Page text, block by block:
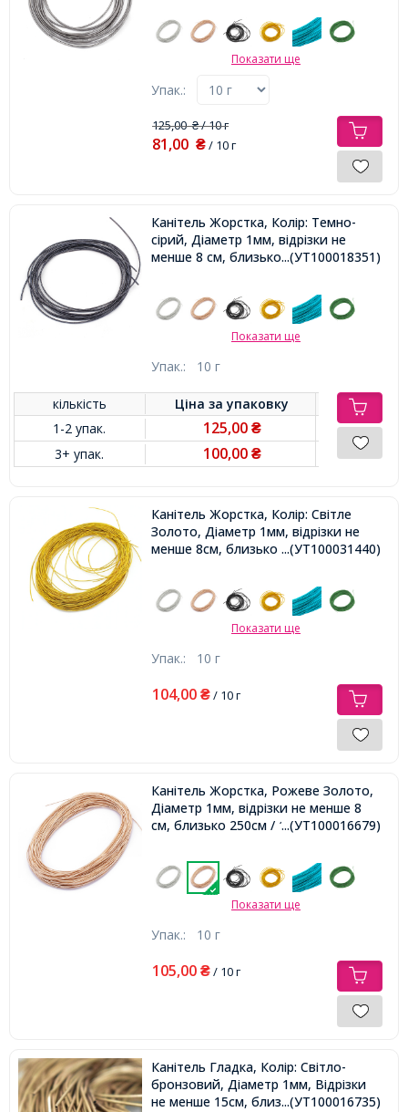
Показати ще
Упак.:
125,00₴/ 10 г
81,00 ₴/ 10 г
Канітель Жорстка, Колір: Темно-
сірий, Діаметр 1мм, відрізки не
менше 8 см, близько 250см / 10г,
...(УТ100018351)
Показати ще
Упак.: 10 г
кількість Ціна заупаковку
1-2 упак.
125,00 ₴
3+ упак. 100,00 ₴
Канітель Жорстка, Колір: Світле
Золото, Діаметр 1мм, відрізки не
менше 8см, близько 250см / 10г,
...(УТ100031440)
Показати ще
Упак.: 10 г
104,00 ₴/ 10 г
Канітель Жорстка, Рожеве Золото,
Діаметр 1мм, відрізки не менше 8
см, близько 250см / 10г,...(УТ100016679)
Показати ще
Упак.: 10 г
105,00 ₴/ 10 г
Канітель Гладка, Колір: Світло-
бронзовий, Діаметр 1мм, Відрізки
не менше 15см, близько 580см / 10г,
...(УТ100016735)